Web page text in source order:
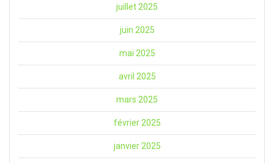
juillet 2025
juin 2025
mai 2025
avril 2025
mars 2025
février 2025
janvier 2025